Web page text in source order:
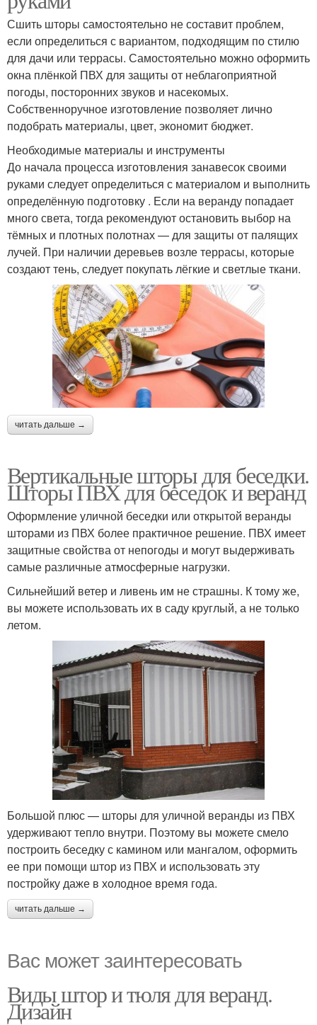
Сшить шторы самостоятельно не составит проблем,
если определиться с вариантом, подходящим по стилю
для дачи или террасы. Самостоятельно можно оформить
окна плёнкой ПВХ для защиты от неблагоприятной
погоды, посторонних звуков и насекомых.
Собственноручное изготовление позволяет лично
подобрать материалы, цвет, экономит бюджет.
Необходимые материалы и инструменты
До начала процесса изготовления занавесок своими
руками следует определиться с материалом и выполнить
определённую подготовку . Если на веранду попадает
много света, тогда рекомендуют остановить выбор на
тёмных и плотных полотнах — для защиты от палящих
лучей. При наличии деревьев возле террасы, которые
создают тень, следует покупать лёгкие и светлые ткани.
читать дальше →
Вертикальные шторы для беседки.
Шторы ПВХ для беседок и веранд
Оформление уличной беседки или открытой веранды
шторами из ПВХ более практичное решение. ПВХ имеет
защитные свойства от непогоды и могут выдерживать
самые различные атмосферные нагрузки.
Сильнейший ветер и ливень им не страшны. К тому же,
вы можете использовать их в саду круглый, а не только
летом.
Большой плюс — шторы для уличной веранды из ПВХ
удерживают тепло внутри. Поэтому вы можете смело
построить беседку с камином или мангалом, оформить
ее при помощи штор из ПВХ и использовать эту
постройку даже в холодное время года.
читать дальше →
Вас может заинтересовать
Виды штор и тюля для веранд.
Дизайн